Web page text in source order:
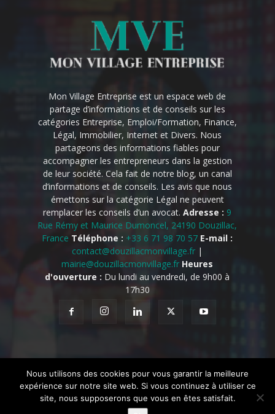
Mon Village Entreprise est un espace web de
partage d’informations et de conseils sur les
catégories Entreprise, Emploi/Formation, Finance,
Légal, Immobilier, Internet et Divers. Nous
partageons des informations fiables pour
accompagner les entrepreneurs dans la gestion
de leur société. Cela fait de notre blog, un canal
d’informations et de conseils. Les avis que nous
émettons sur la catégorie Légal ne peuvent
remplacer les conseils d’un avocat.Adresse : 9
Rue Rémy et Maurice Dumoncel, 24190 Douzillac,
France Téléphone : +33 6 71 98 70 57 E-mail :
contact@douzillacmonvillage.fr |
mairie@douzillacmonvillage.fr Heures
d'ouverture : Du lundi au vendredi, de 9h00 à
17h30
Accueil Mentions légales À propos de nous
Contact
Notre équipe
Connexion Inscription
© @2025 Tous droits réservés. Conçu et développé par
Nous utilisons des cookies pour vous garantir la meilleure
expérience sur notre site web. Si vous continuez à utiliser ce
site, nous supposerons que vous en êtes satisfait.